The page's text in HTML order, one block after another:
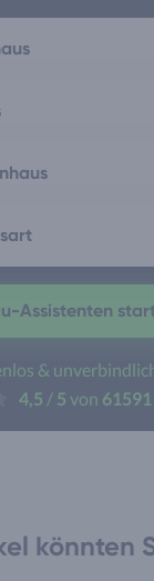
Assistenten
&
4,5 / 5 von 61591
könnten